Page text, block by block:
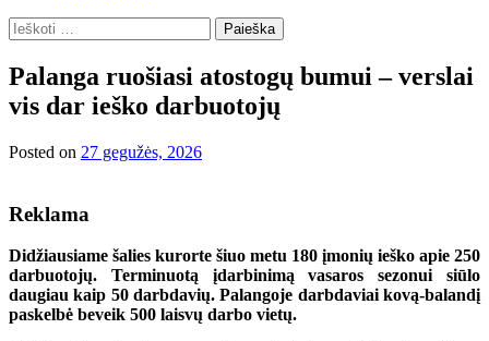
Ieškoti:
Palanga ruošiasi atostogų bumui – verslai
vis dar ieško darbuotojų
Posted on 27 gegužės, 2026
Reklama
Didžiausiame šalies kurorte šiuo metu 180 įmonių ieško apie 250
darbuotojų. Terminuotą įdarbinimą vasaros sezonui siūlo
daugiau kaip 50 darbdavių. Palangoje darbdaviai kovą-balandį
paskelbė beveik 500 laisvų darbo vietų.